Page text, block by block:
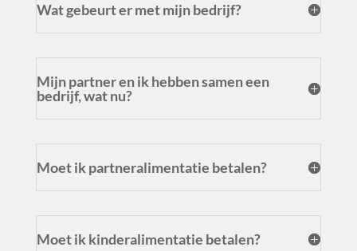
Wat gebeurt er met mijn bedrijf?
Mijn partner en ik hebben samen een
bedrijf, wat nu?
Moet ik partneralimentatie betalen?
Moet ik kinderalimentatie betalen?